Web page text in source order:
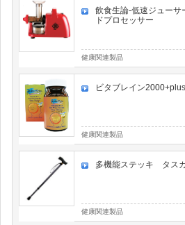
飲食生論‐低速ジューサ
ドプロセッサー
健康関連製品
ビタブレイン2000+plus
健康関連製品
多機能ステッキ タス
健康関連製品